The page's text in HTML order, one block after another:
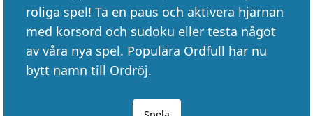
roliga spel! Ta en paus och aktivera hjärnan
med korsord och sudoku eller testa något
av våra nya spel. Populära Ordfull har nu
bytt namn till Ordröj.